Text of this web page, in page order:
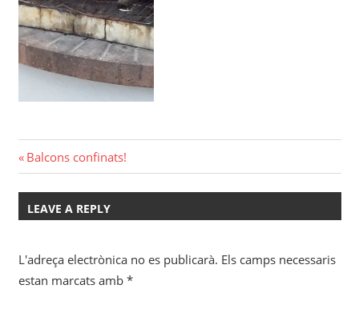
Navegació
d'entrades
Previous
Post:
Balcons confinats!
LEAVE A REPLY
L'adreça electrònica no es publicarà. Els camps necessaris
estan marcats amb *